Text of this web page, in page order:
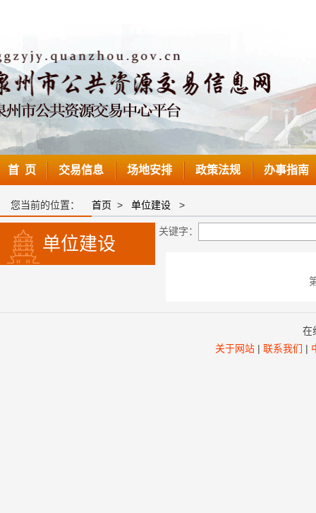
首 页 交易信息 场地安排 政策法规 办事指南
您当前的位置： 首页 > 单位建设 >
单位建设
关键字：
在
关于网站 | 联系我们 |